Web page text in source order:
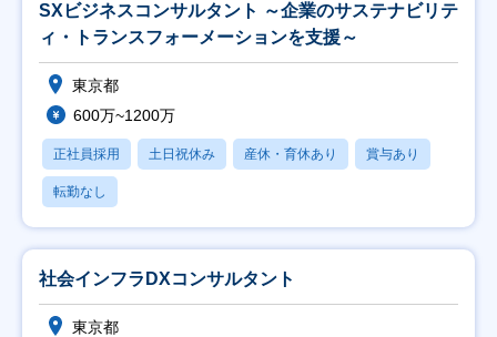
SXビジネスコンサルタント ～企業のサステナビリテ
ィ・トランスフォーメーションを支援～
東京都
600万~1200万
正社員採用 土日祝休み 産休・育休あり 賞与あり
転勤なし
社会インフラDXコンサルタント
東京都